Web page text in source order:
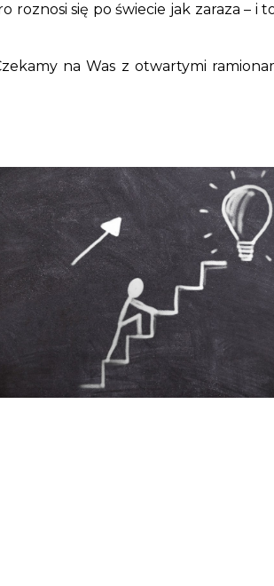
się po świecie jak zaraza – i
na Was z otwartymi